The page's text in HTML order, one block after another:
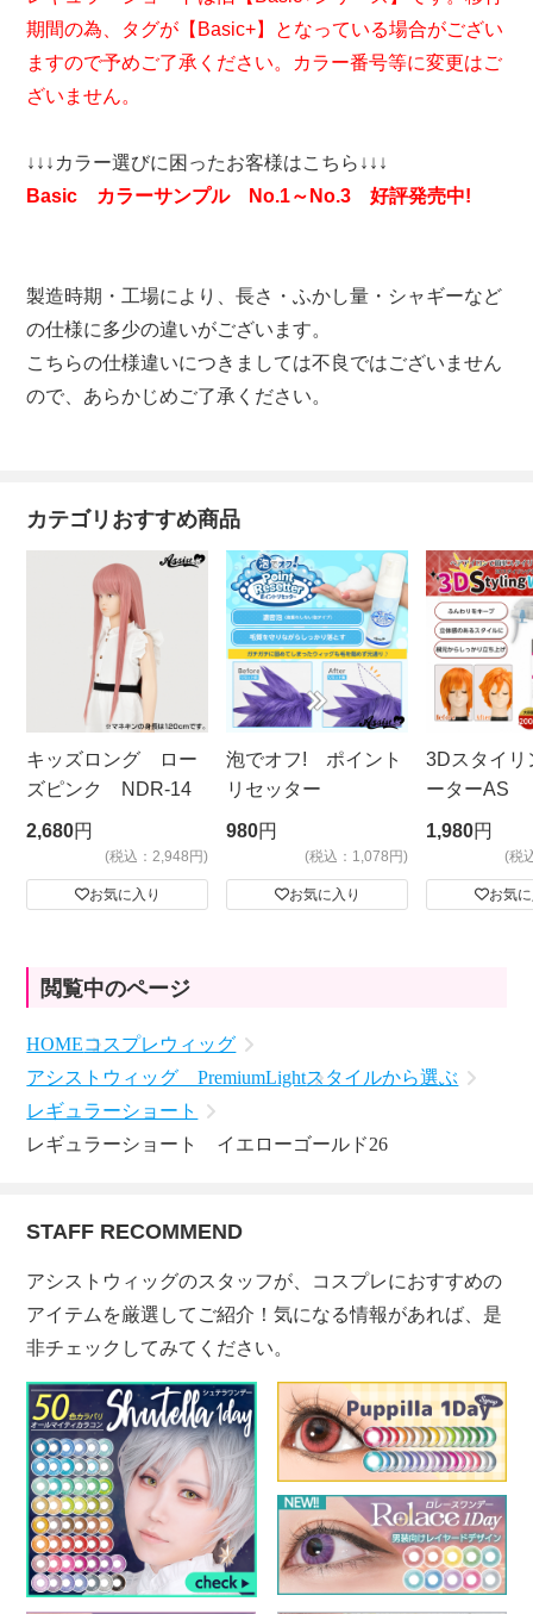
期間の為、タグが【Basic+】となっている場合がござい
ますので予めご了承ください。カラー番号等に変更はご
ざいません。
↓↓↓カラー選びに困ったお客様はこちら↓↓↓
Basic カラーサンプル No.1～No.3 好評発売中!
製造時期・工場により、長さ・ふかし量・シャギーなど
の仕様に多少の違いがございます。
こちらの仕様違いにつきましては不良ではございません
ので、あらかじめご了承ください。
カテゴリおすすめ商品
キッズロング ロー
ズピンク NDR-14
2,680円
(税込：2,948円)
お気に入り
泡でオフ! ポイント
リセッター
980円
(税込：1,078円)
お気に入り
3Dスタイリ
ーターAS
ビッグサイ
1,980円
(税
お気
閲覧中のページ
HOMEコスプレウィッグ
アシストウィッグ PremiumLightスタイルから選ぶ
レギュラーショート
レギュラーショート イエローゴールド26
STAFF RECOMMEND
アシストウィッグのスタッフが、コスプレにおすすめの
アイテムを厳選してご紹介！気になる情報があれば、是
非チェックしてみてください。